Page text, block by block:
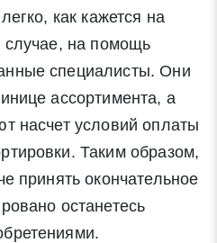
как кажется на
случае, на помощь
специалисты. Они
ассортимента, а
насчет условий оплаты
Таким образом,
принять окончательное
останетесь